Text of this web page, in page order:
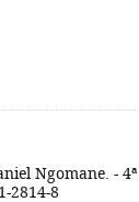
Ngomane. - 4ª
2814-8